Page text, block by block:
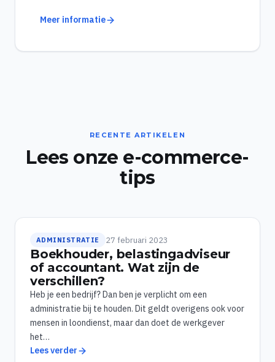
Meer informatie
RECENTE ARTIKELEN
Lees onze e-commerce-
tips
ADMINISTRATIE 27 februari 2023
Boekhouder, belastingadviseur
of accountant. Wat zijn de
verschillen?
Heb je een bedrijf? Dan ben je verplicht om een
administratie bij te houden. Dit geldt overigens ook voor
mensen in loondienst, maar dan doet de werkgever
het…
Lees verder